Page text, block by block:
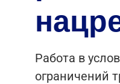
Работа в
ограничений